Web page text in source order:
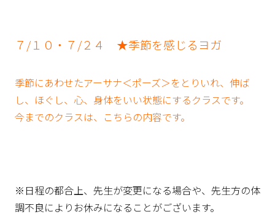
７/１０・７/２４ ★季節を感じるヨガ
季節にあわせたアーサナ＜ポーズ＞をとりいれ、伸ば
し、ほぐし、心、身体をいい状態にするクラスです。
今までのクラスは、こちらの内容です。
※日程の都合上、先生が変更になる場合や、先生方の体
調不良によりお休みになることがございます。